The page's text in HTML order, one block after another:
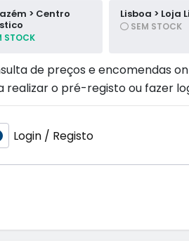
> Centro
STOCK
Lisboa > Loja
SEM STOCK
de preços e encomendas
realizar o pré-registo ou fazer
Login / Registo